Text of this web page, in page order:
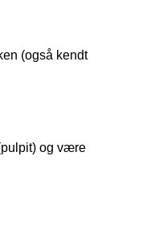
(også kendt
og være